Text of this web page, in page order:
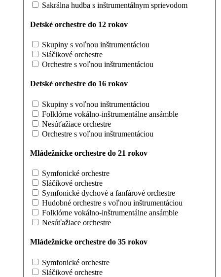
Sakrálna hudba s inštrumentálnym sprievodom
Detské orchestre do 12 rokov
Skupiny s voľnou inštrumentáciou
Sláčikové orchestre
Orchestre s voľnou inštrumentáciou
Detské orchestre do 16 rokov
Skupiny s voľnou inštrumentáciou
Folklórne vokálno-inštrumentálne ansámble
Nesúťažiace orchestre
Orchestre s voľnou inštrumentáciou
Mládežnícke orchestre do 21 rokov
Symfonické orchestre
Sláčikové orchestre
Symfonické dychové a fanfárové orchestre
Hudobné orchestre s voľnou inštrumentáciou
Folklórne vokálno-inštrumentálne ansámble
Nesúťažiace orchestre
Mládežnícke orchestre do 35 rokov
Symfonické orchestre
Sláčikové orchestre